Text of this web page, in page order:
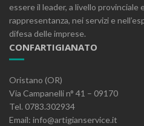
essere il leader, a livello provinciale
rappresentanza, nei servizi e
difesa delle imprese.
CONFARTIGIANATO
Oristano (OR)
Via Campanelli n° 41 – 09170
Tel. 0783.302934
Email: info@artigianservice.it